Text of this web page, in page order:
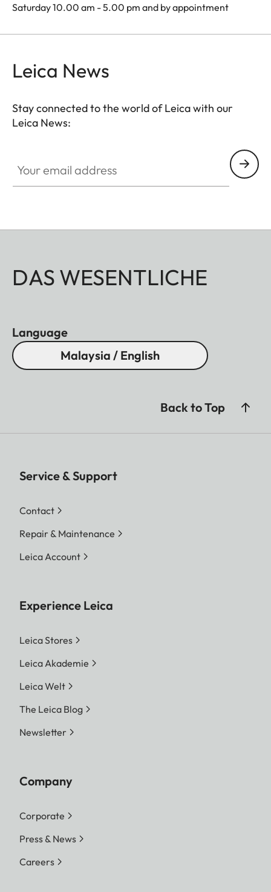
Saturday 10.00 am - 5.00 pm and by appointment
Leica News
Stay connected to the world of Leica with our
Leica News:
DAS WESENTLICHE
Language
Malaysia / English
Back to Top
Service & Support
Contact
Repair & Maintenance
Leica Account
Experience Leica
Leica Stores
Leica Akademie
Leica Welt
The Leica Blog
Newsletter
Company
Corporate
Press & News
Careers